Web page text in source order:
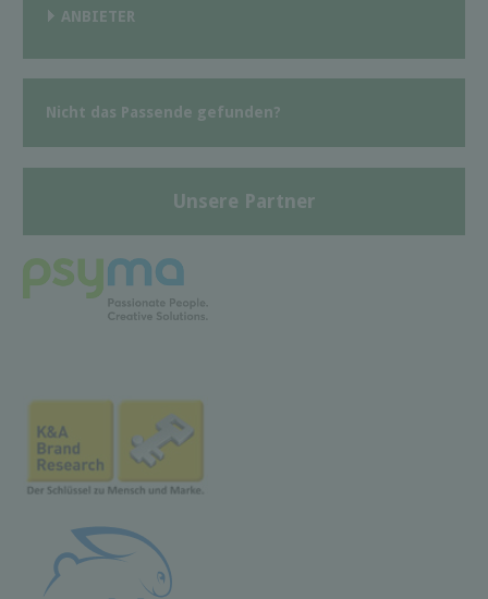
ANBIETER
Nicht das Passende gefunden?
Unsere Partner